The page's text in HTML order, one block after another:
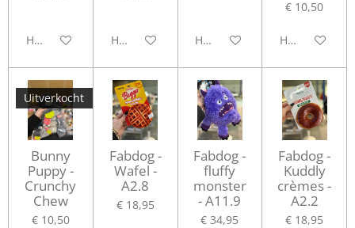
Houd mij op de hoogteHoud mij op de hoogteHoud mij op de hoogte
€ 10,50
Houd mij op
Uitverkocht
Bunny
Puppy -
Crunchy
Chew
€ 10,50
Fabdog -
Wafel -
A2.8
€ 18,95
Fabdog -
fluffy
monster
- A11.9
€ 34,95
Fabdog -
Kuddly
crèmes -
A2.2
€ 18,95